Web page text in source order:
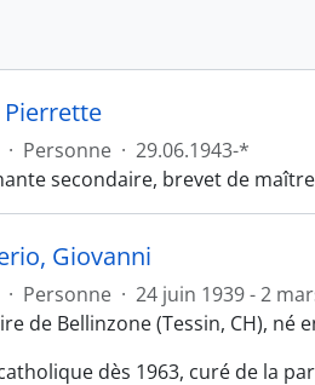
Pierrette
· Personne · 29.06.1943-*
secondaire, brevet de
Giovanni
· Personne · 24 juin 1939 - 2
de Bellinzone (Tessin, CH), né
dès 1963, curé de la